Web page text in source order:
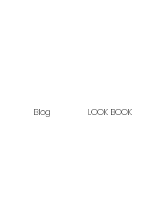
Blog LOOK BOOK